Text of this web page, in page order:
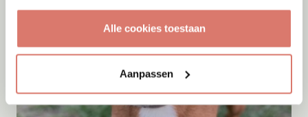
Alle cookies toestaan
Aanpassen